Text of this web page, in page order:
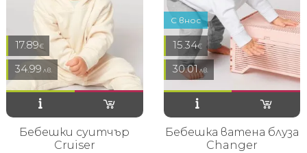
17.89€
34.99 лв.
Бебешки суитчър
Cruiser
С внос
15.34€
30.01лв.
Бебешка ватена блуза
Changer